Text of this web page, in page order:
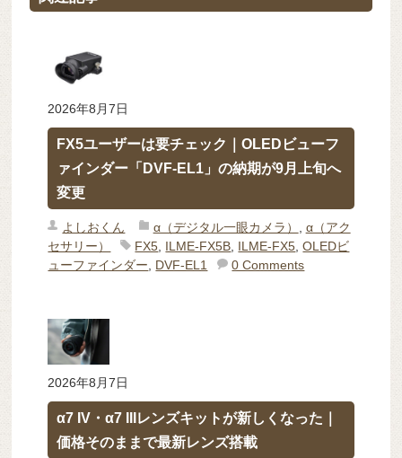
2026年8月7日
FX5ユーザーは要チェック｜OLEDビューフ
ァインダー「DVF-EL1」の納期が9月上旬へ
変更
よしおくん α（デジタル一眼カメラ）
α（アク
セサリー）
FX5 ILME-FX5B ILME-FX5 ,OLEDビ
ューファインダー
DVF-EL1 0 Comments
2026年8月7日
α7 IV・α7 IIIレンズキットが新しくなった｜
価格そのままで最新レンズ搭載